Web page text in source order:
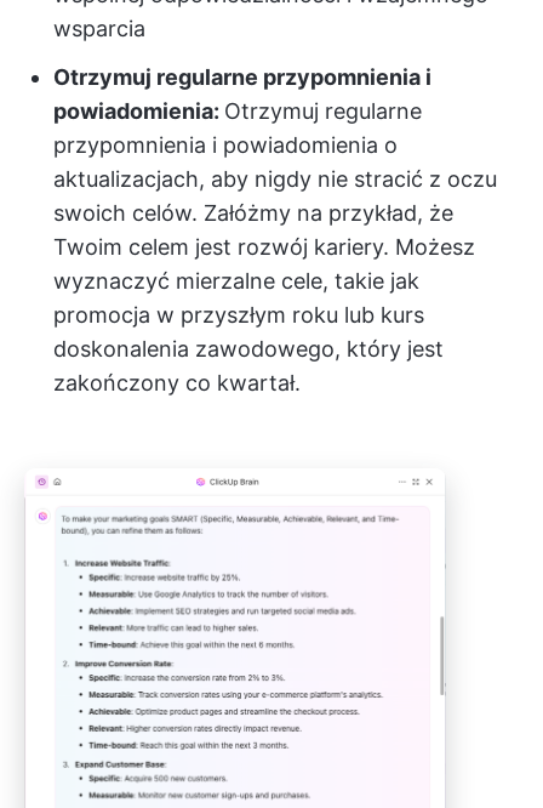
wsparcia
Otrzymuj regularne przypomnienia i
powiadomienia: Otrzymuj regularne
przypomnienia i powiadomienia o
aktualizacjach, aby nigdy nie stracić z oczu
swoich celów. Załóżmy na przykład, że
Twoim celem jest rozwój kariery. Możesz
wyznaczyć mierzalne cele, takie jak
promocja w przyszłym roku lub kurs
doskonalenia zawodowego, który jest
zakończony co kwartał.